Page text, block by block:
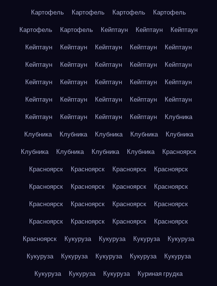
Картофель
Картофель Картофель
Картофель
Картофель
Картофель Кейптаун Кейптаун
Кейптаун
Кейптаун
Кейптаун Кейптаун Кейптаун
Кейптаун
Кейптаун
Кейптаун Кейптаун Кейптаун
Кейптаун
Кейптаун
Кейптаун Кейптаун Кейптаун
Кейптаун
Кейптаун
Кейптаун Кейптаун Кейптаун
Кейптаун
Кейптаун
Кейптаун Кейптаун Кейптаун
Клубника
Клубника
Клубника Клубника Клубника
Клубника
Клубника
Клубника Клубника Клубника
Красноярск
Красноярск
Красноярск Красноярск
Красноярск
Красноярск
Красноярск Красноярск
Красноярск
Красноярск
Красноярск Красноярск
Красноярск
Красноярск
Красноярск Красноярск
Красноярск
Красноярск
Кукуруза Кукуруза Кукуруза
Кукуруза
Кукуруза
Кукуруза Кукуруза Кукуруза
Кукуруза
Кукуруза
Кукуруза Кукуруза
Куриная грудка